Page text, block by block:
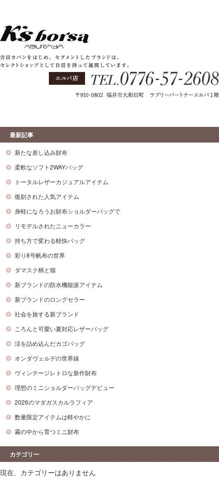
最新記事
新たな差し込み財布
柔軟なソフト2WAYバッグ
トータルレザーカジュアルアイテム
復刻された人気アイテム
身軽になろうお財布ショルダーバッグで
リモデルされたニューカラー
持ち方で変わる軽快バッグ
彩り8号帆布の世界
ダマスク柄と猫
新ブランドの防水機能派アイテム
新ブランドのロングセラー
社会を旅する新ブランド
ころんと可愛い夏対応レザーバッグ
涼を詰め込んだカゴバッグ
オンダヴェルデの世界線
ヴィンテージレトロな新作財布
理想のミニショルダーバッグデビュー
2026のマダガスカルラフィア
数量限定アイテムは軽やかに
霧の中から育つミニ財布
カテゴリー
現在、カテゴリーはありません